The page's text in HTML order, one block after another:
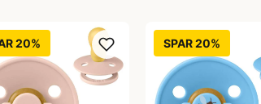
20% SPAR 20%